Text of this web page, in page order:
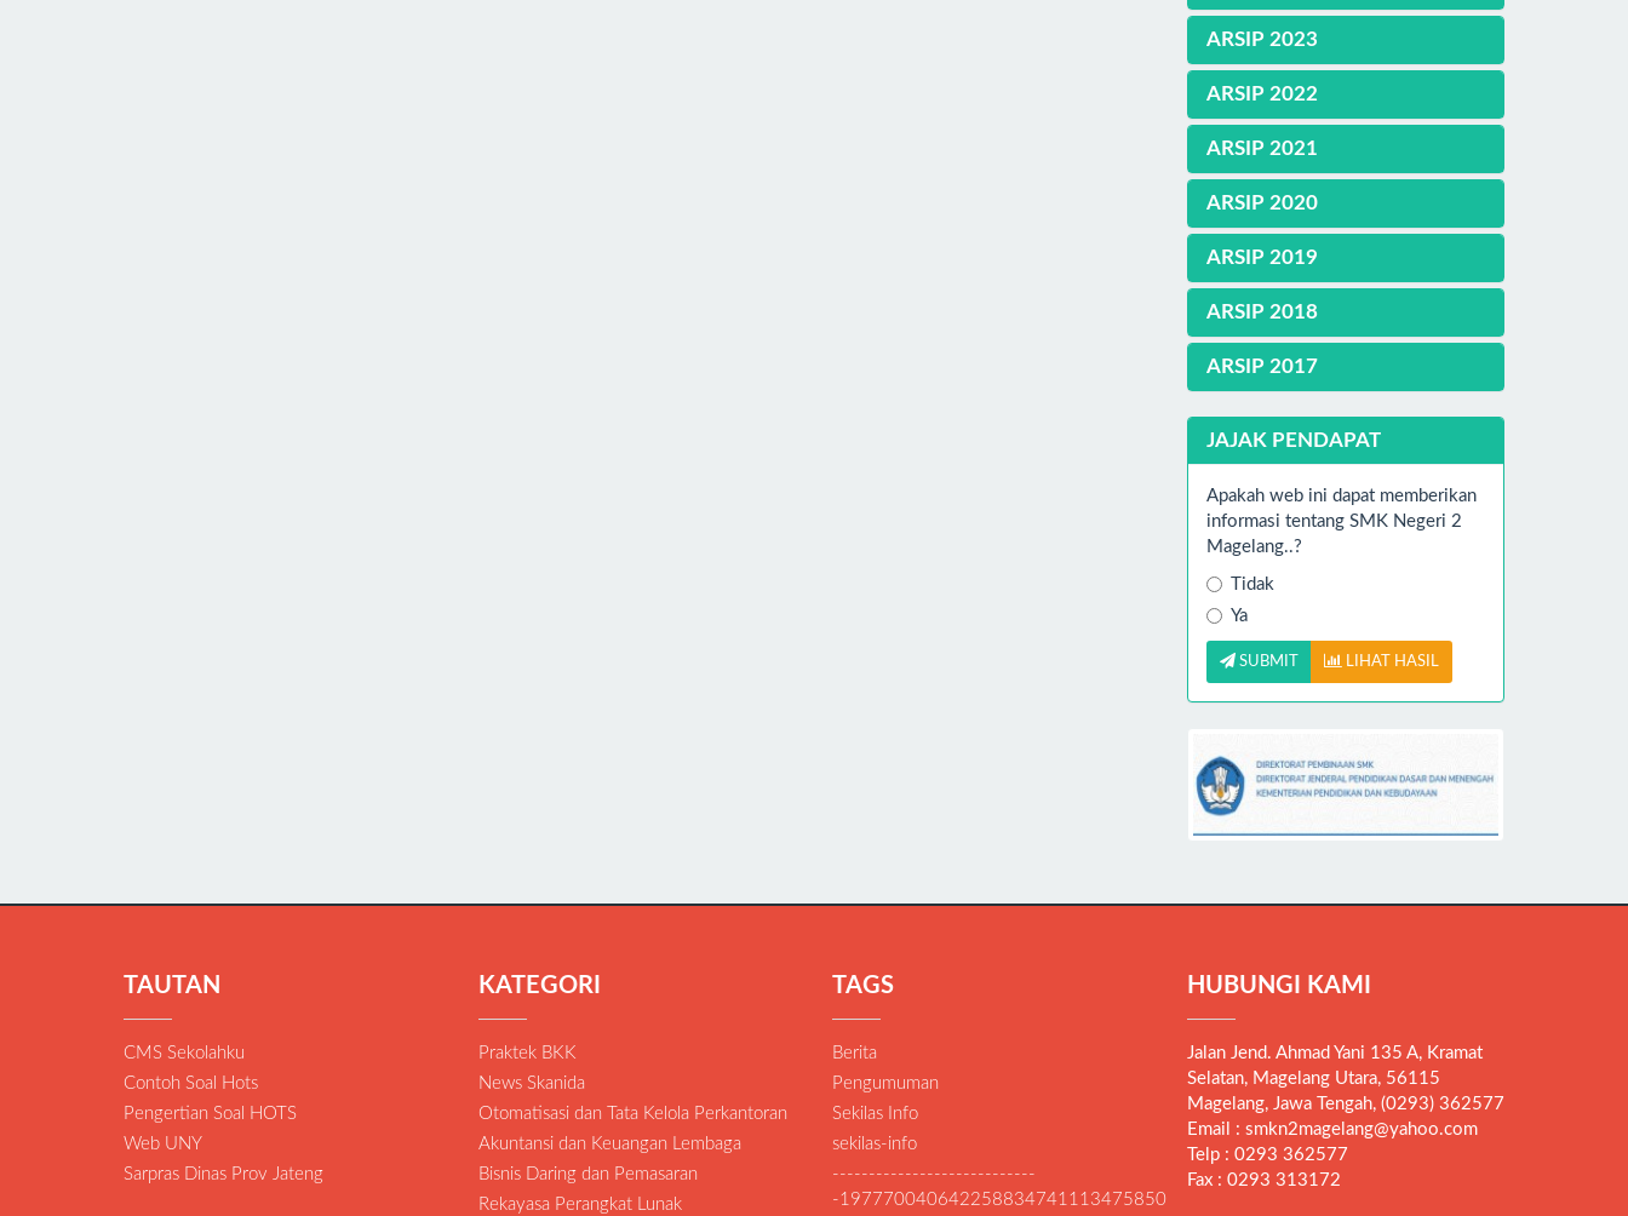
ARSIP 2023
ARSIP 2022
ARSIP 2021
ARSIP 2020
ARSIP 2019
ARSIP 2018
ARSIP 2017
JAJAK PENDAPAT
Apakah web ini dapat memberikan
informasi tentang SMK Negeri 2
Magelang..?
Tidak
Ya
SUBMIT LIHAT HASIL
TAUTAN
CMS Sekolahku
Contoh Soal Hots
Pengertian Soal HOTS
Web UNY
Sarpras Dinas Prov Jateng
KATEGORI
Praktek BKK
News Skanida
Otomatisasi dan Tata Kelola Perkantoran
Akuntansi dan Keuangan Lembaga
Bisnis Daring dan Pemasaran
Rekayasa Perangkat Lunak
TAGS
Berita
Pengumuman
Sekilas Info
sekilas-info
----------------------------
-197770040642258834741113475850
HUBUNGI KAMI
Jalan Jend. Ahmad Yani 135 A, Kramat
Selatan, Magelang Utara, 56115
Magelang, Jawa Tengah, (0293) 362577
Email : smkn2magelang@yahoo.com
Telp : 0293 362577
Fax : 0293 313172